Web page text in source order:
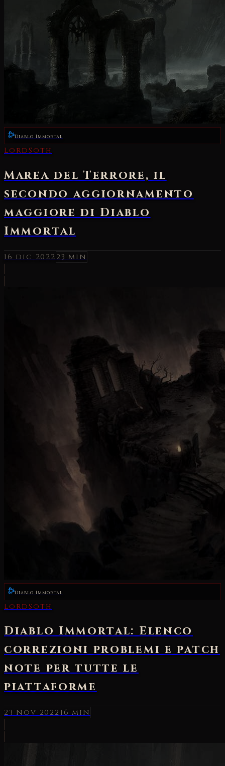
Diablo Immortal
LordSoth
Marea del Terrore, il
secondo aggiornamento
maggiore di Diablo
Immortal
16 dic 202223 min
Diablo Immortal
LordSoth
Diablo Immortal: Elenco
correzioni problemi e patch
note per tutte le
piattaforme
23 nov 202216 min